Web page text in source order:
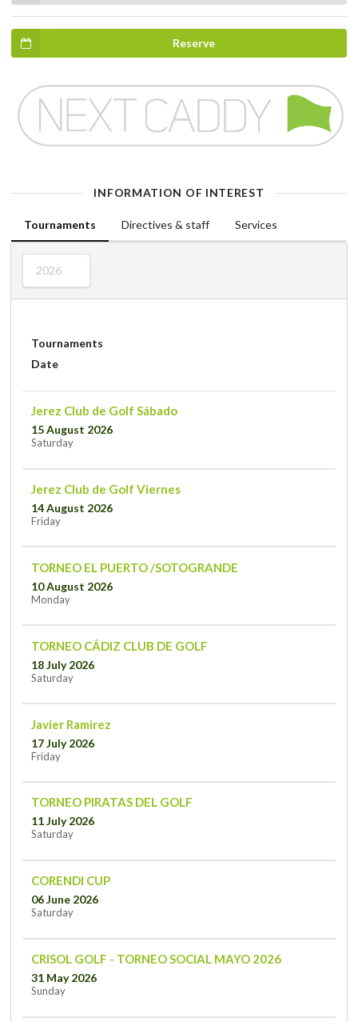
Reserve
INFORMATION OF INTEREST
Tournaments Directives & staff Services
2026
Tournaments
Date
Jerez Club de Golf Sábado
15 August 2026
Saturday
Jerez Club de Golf Viernes
14 August 2026
Friday
TORNEO EL PUERTO /SOTOGRANDE
10 August 2026
Monday
TORNEO CÁDIZ CLUB DE GOLF
18 July 2026
Saturday
Javier Ramirez
17 July 2026
Friday
TORNEO PIRATAS DEL GOLF
11 July 2026
Saturday
CORENDI CUP
06 June 2026
Saturday
CRISOL GOLF - TORNEO SOCIAL MAYO 2026
31 May 2026
Sunday